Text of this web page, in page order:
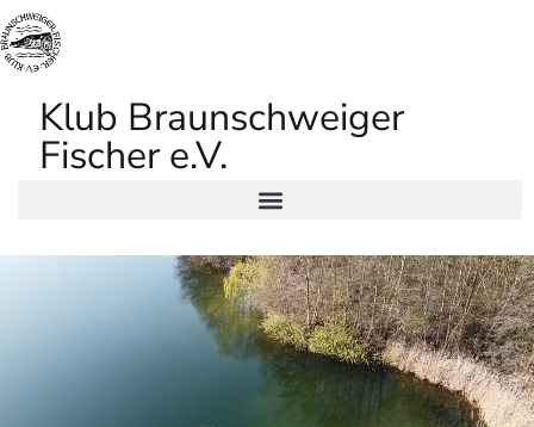
Klub Braunschweiger
Fischer e.V.